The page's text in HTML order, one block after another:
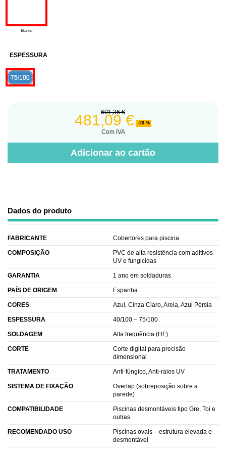
Blanco
ESPESSURA
75/100
601,36 €
481,09 € -20 %
Com IVA
Adicionar ao cartão
Dados do produto
FABRICANTE Cobertores para piscina
COMPOSIÇÃO
PVC de alta resistência com aditivos
UV e fungicidas
GARANTIA 1 ano em soldaduras
PAÍS DE ORIGEM Espanha
CORES Azul, Cinza Claro, Areia, Azul Pérsia
ESPESSURA 40/100 – 75/100
SOLDAGEM Alta frequência (HF)
CORTE
Corte digital para precisão
dimensional
TRATAMENTO Anti-fúngico, Anti-raios UV
SISTEMA DE FIXAÇÃO
Overlap (sobreposição sobre a
parede)
COMPATIBILIDADE
Piscinas desmontáveis tipo Gre, Toi e
outras
RECOMENDADO USO
Piscinas ovais – estrutura elevada e
desmontável